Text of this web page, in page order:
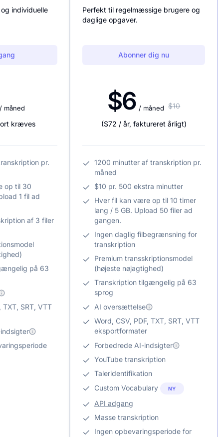
individuelle
/ måned
kræves
pr.
op til 30
1 fil ad
af 3 filer
på 63
TXT, SRT, VTT
Perfekt til regelmæssige brugere og
daglige opgaver.
Abonner dig nu
$6 / måned $10
($72 / år, faktureret årligt)
1200 minutter af transkription pr.
måned
$10 pr. 500 ekstra minutter
Hver fil kan være op til 10 timer
lang / 5 GB. Upload 50 filer ad
gangen.
Ingen daglig filbegrænsning for
transkription
Premium transskriptionsmodel
(højeste nøjagtighed)
Transkription tilgængelig på 63
sprog
AI oversættelse
Word, CSV, PDF, TXT, SRT, VTT
eksportformater
Forbedrede AI-indsigter
YouTube transkription
Taleridentifikation
Custom Vocabulary
NY
API adgang
Masse transkription
Ingen opbevaringsperiode for